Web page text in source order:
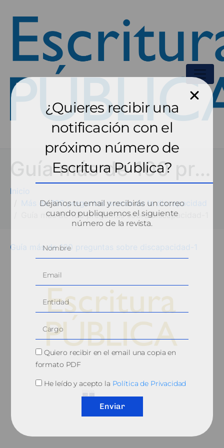
Inicio
Más de 100 preguntas acerca de la discapacidad
Guía más de 100 preguntas sobre discapacidad-1
Guía más de 100 preguntas sobre discapacidad-1
QUIÉNES SOMOS
¿Quieres recibir una
notificación con el
próximo número de
Escritura Pública?
Déjanos tu email y recibirás un correo
cuando publiquemos el siguiente
número de la revista.
Quiero recibir en el email una copia en
formato PDF
He leído y acepto la Política de Privacidad
Enviar